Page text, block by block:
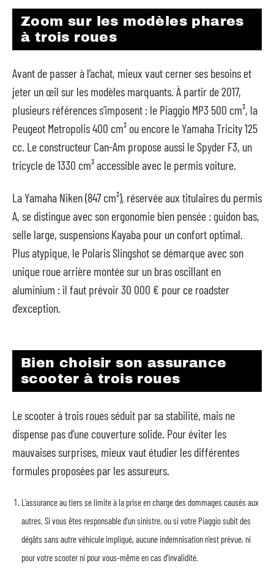
Zoom sur les modèles phares
à trois roues
Avant de passer à l’achat, mieux vaut cerner ses besoins et
jeter un œil sur les modèles marquants. À partir de 2017,
plusieurs références s’imposent : le Piaggio MP3 500 cm³, la
Peugeot Metropolis 400 cm³ ou encore le Yamaha Tricity 125
cc. Le constructeur Can-Am propose aussi le Spyder F3, un
tricycle de 1330 cm³ accessible avec le permis voiture.
La Yamaha Niken (847 cm³), réservée aux titulaires du permis
A, se distingue avec son ergonomie bien pensée : guidon bas,
selle large, suspensions Kayaba pour un confort optimal.
Plus atypique, le Polaris Slingshot se démarque avec son
unique roue arrière montée sur un bras oscillant en
aluminium : il faut prévoir 30 000 € pour ce roadster
d’exception.
Bien choisir son assurance
scooter à trois roues
Le scooter à trois roues séduit par sa stabilité, mais ne
dispense pas d’une couverture solide. Pour éviter les
mauvaises surprises, mieux vaut étudier les différentes
formules proposées par les assureurs.
L’assurance au tiers se limite à la prise en charge des dommages causés aux
autres. Si vous êtes responsable d’un sinistre, ou si votre Piaggio subit des
dégâts sans autre véhicule impliqué, aucune indemnisation n’est prévue, ni
pour votre scooter ni pour vous-même en cas d’invalidité.